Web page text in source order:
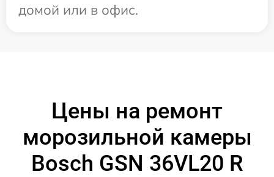
домой или в офис.
Цены на ремонт
морозильной камеры
Bosch GSN 36VL20 R